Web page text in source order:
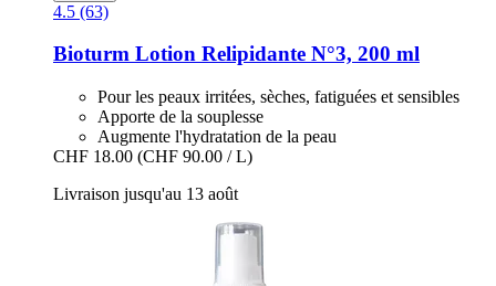
4.5 (63)
Bioturm Lotion Relipidante N°3, 200 ml
Pour les peaux irritées, sèches, fatiguées et sensibles
Apporte de la souplesse
Augmente l'hydratation de la peau
CHF 18.00 (CHF 90.00 / L)
Livraison jusqu'au 13 août